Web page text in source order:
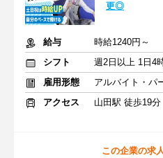
更◎
給与
時給1240円～
シフト
雇用形態
アルバイト・パ
アクセス
山田駅 徒歩19分
この企業の求